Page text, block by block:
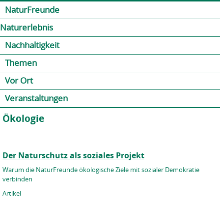
NaturFreunde
Naturerlebnis
Nachhaltigkeit
Themen
Vor Ort
Veranstaltungen
Ökologie
Der Naturschutz als soziales Projekt
Warum die NaturFreunde ökologische Ziele mit sozialer Demokratie
verbinden
Artikel